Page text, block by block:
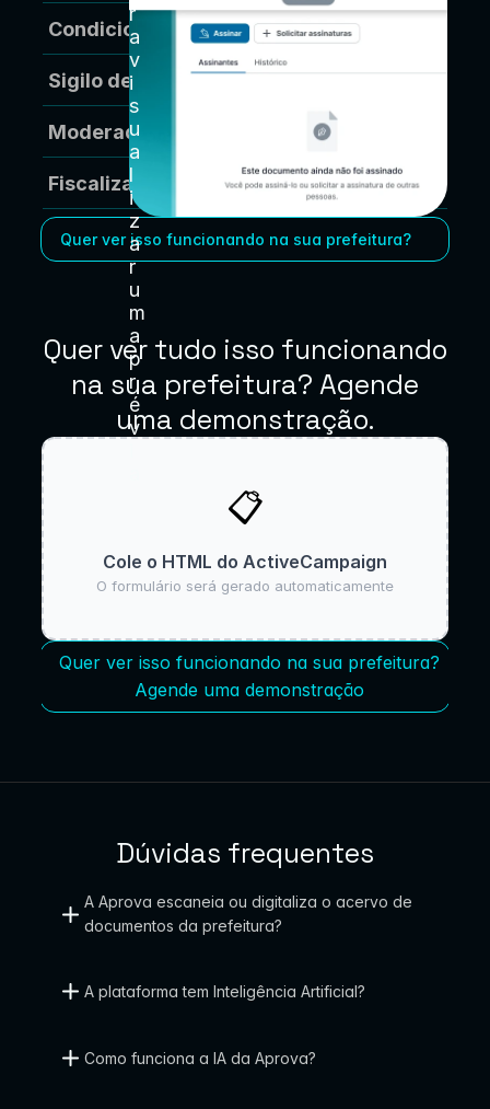
Condicionantes
Sigilo de dados
Moderador
Fiscalização offline
r
a
v
i
s
u
a
l
i
z
a
r
u
m
a
p
r
é
v
Quer ver isso funcionando na sua prefeitura?
Quer ver tudo isso funcionando
na sua prefeitura? Agende
uma demonstração.
📋
Cole o HTML do ActiveCampaign
O formulário será gerado automaticamente
Quer ver isso funcionando na sua prefeitura?
Agende uma demonstração
Dúvidas frequentes
A Aprova escaneia ou digitaliza o acervo de
documentos da prefeitura?
A plataforma tem Inteligência Artificial?
Como funciona a IA da Aprova?